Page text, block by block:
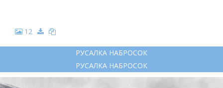
12
РУСАЛКА НАБРОСОК
РУСАЛКА НАБРОСОК